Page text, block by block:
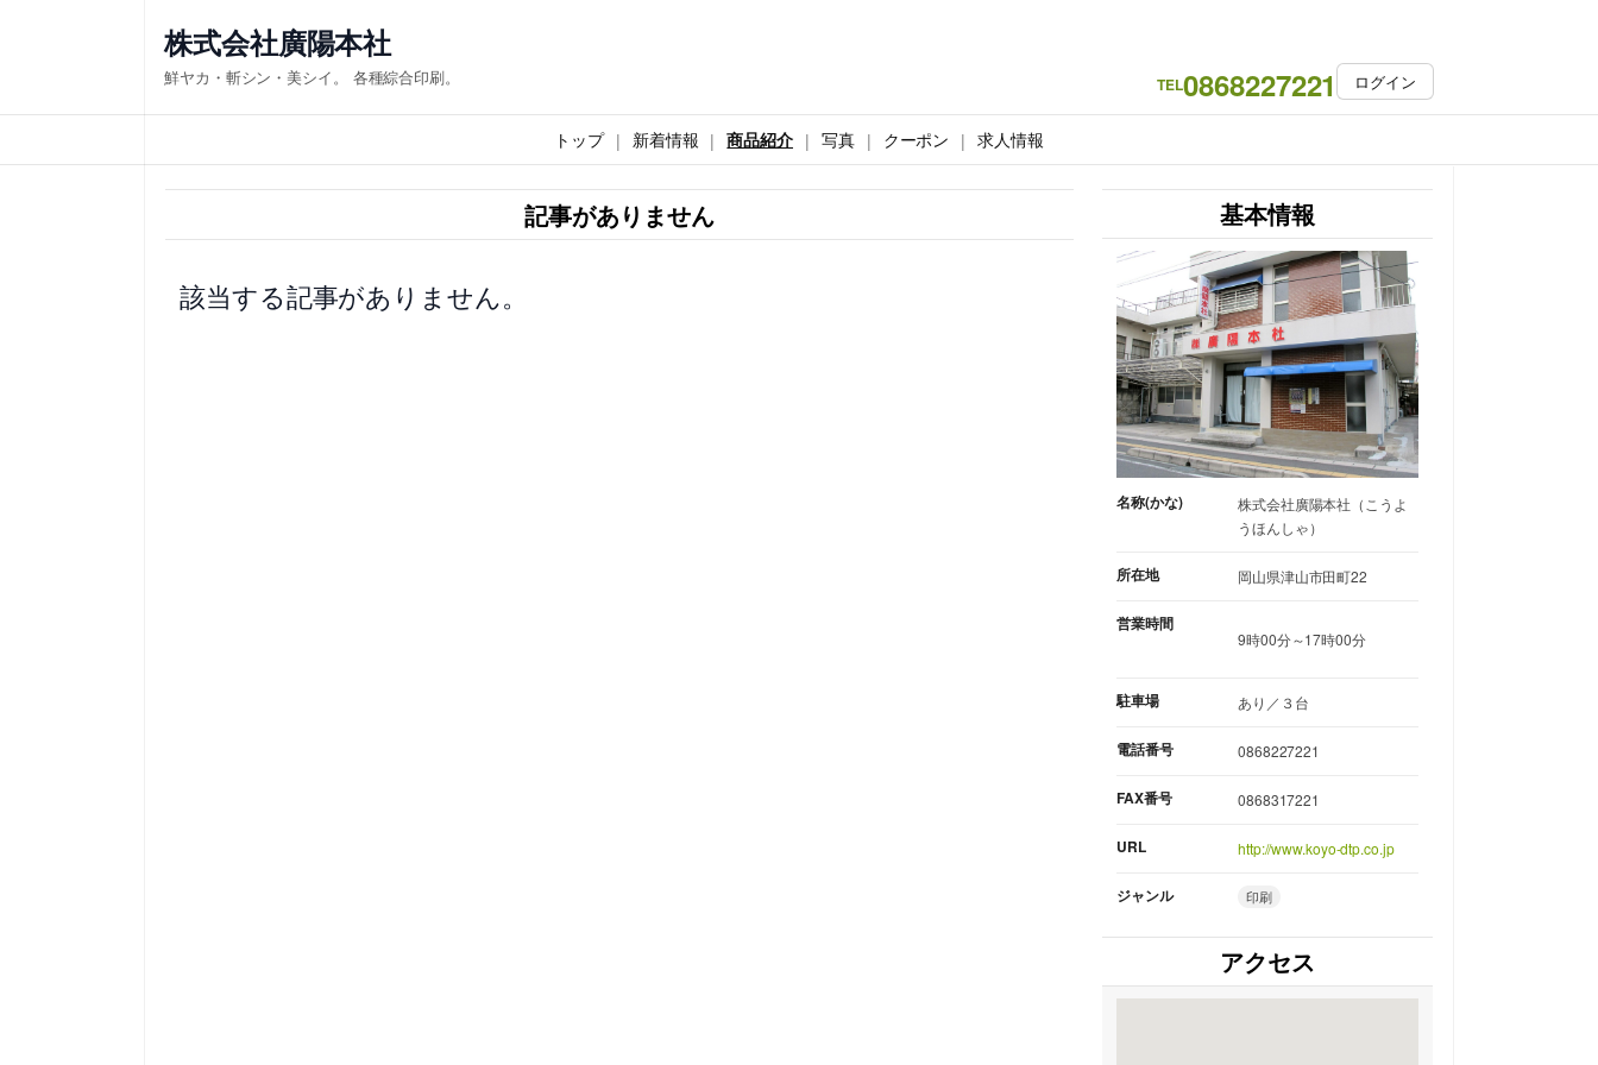
ス
キ
株式会社廣陽本社
鮮ヤカ・斬シン・美シイ。 各種綜合印刷。 TEL0868227221 ログイン
トップ 新着情報 商品紹介 写真 クーポン 求人情報
記事がありません
該当する記事がありません。
基本情報
名称(かな)
株式会社廣陽本社（こうよ
うほんしゃ）
所在地 岡山県津山市田町22
営業時間
9時00分～17時00分
駐車場 あり／３台
電話番号 0868227221
FAX番号 0868317221
URL http://www.koyo-dtp.co.jp
ジャンル 印刷
アクセス